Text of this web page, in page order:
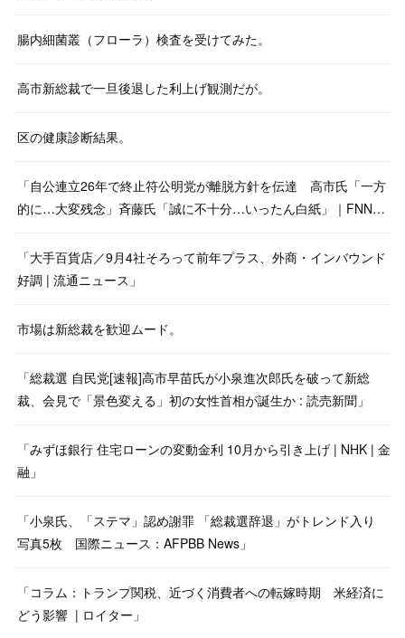
腸内細菌叢（フローラ）検査を受けてみた。
高市新総裁で一旦後退した利上げ観測だが。
区の健康診断結果。
「自公連立26年で終止符公明党が離脱方針を伝達 高市氏「一方
的に…大変残念」斉藤氏「誠に不十分…いったん白紙」｜FNN…
「大手百貨店／9月4社そろって前年プラス、外商・インバウンド
好調 | 流通ニュース」
市場は新総裁を歓迎ムード。
「総裁選 自民党[速報]高市早苗氏が小泉進次郎氏を破って新総
裁、会見で「景色変える」初の女性首相が誕生か : 読売新聞」
「みずほ銀行 住宅ローンの変動金利 10月から引き上げ | NHK | 金
融」
「小泉氏、「ステマ」認め謝罪 「総裁選辞退」がトレンド入り
写真5枚 国際ニュース：AFPBB News」
「コラム：トランプ関税、近づく消費者への転嫁時期 米経済に
どう影響 | ロイター」